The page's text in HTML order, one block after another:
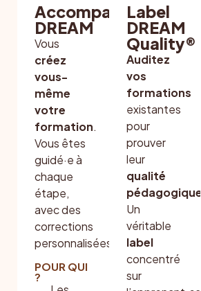
Accompagnement
DREAM
Vous
créez
vous-
même
votre
formation.
Vous êtes
guidé·e à
chaque
étape,
avec des
corrections
personnalisées.
POUR QUI
?
Label
DREAM
Quality®
Auditez
vos
formations
existantes
pour
prouver
leur
qualité
pédagogique
Un
véritable
label
concentré
sur